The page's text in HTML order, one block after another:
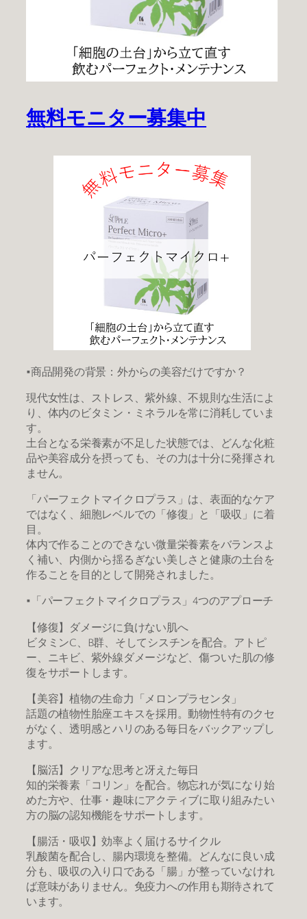
無料モニター募集中
■商品開発の背景：外からの美容だけですか？
現代女性は、ストレス、紫外線、不規則な生活によ
り、体内のビタミン・ミネラルを常に消耗していま
す。
土台となる栄養素が不足した状態では、どんな化粧
品や美容成分を摂っても、その力は十分に発揮され
ません。
「パーフェクトマイクロプラス」は、表面的なケア
ではなく、細胞レベルでの「修復」と「吸収」に着
目。
体内で作ることのできない微量栄養素をバランスよ
く補い、内側から揺るぎない美しさと健康の土台を
作ることを目的として開発されました。
■「パーフェクトマイクロプラス」4つのアプローチ
【修復】ダメージに負けない肌へ
ビタミンC、B群、そしてシスチンを配合。アトピ
ー、ニキビ、紫外線ダメージなど、傷ついた肌の修
復をサポートします。
【美容】植物の生命力「メロンプラセンタ」
話題の植物性胎座エキスを採用。動物性特有のクセ
がなく、透明感とハリのある毎日をバックアップし
ます。
【脳活】クリアな思考と冴えた毎日
知的栄養素「コリン」を配合。物忘れが気になり始
めた方や、仕事・趣味にアクティブに取り組みたい
方の脳の認知機能をサポートします。
【腸活・吸収】効率よく届けるサイクル
乳酸菌を配合し、腸内環境を整備。どんなに良い成
分も、吸収の入り口である「腸」が整っていなけれ
ば意味がありません。免疫力への作用も期待されて
います。